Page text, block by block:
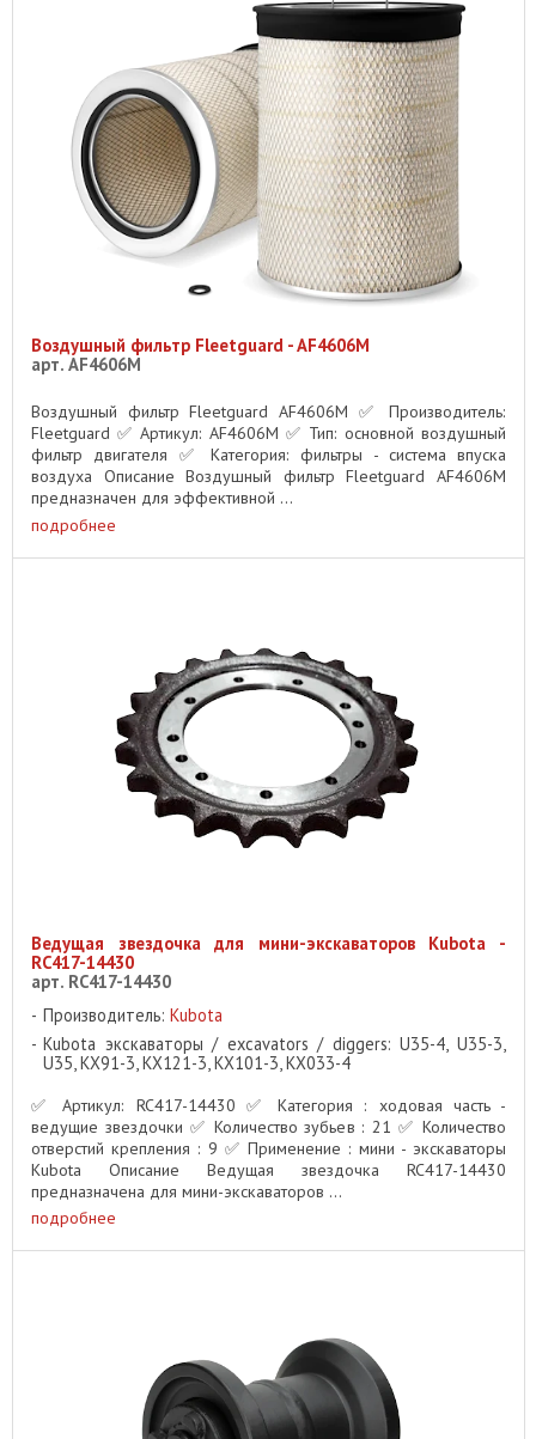
Воздушный фильтр Fleetguard - AF4606M
арт. AF4606M
Воздушный фильтр Fleetguard AF4606M ✅ Производитель:
Fleetguard ✅ Артикул: AF4606M ✅ Тип: основной воздушный
фильтр двигателя ✅ Категория: фильтры - система впуска
воздуха Описание Воздушный фильтр Fleetguard AF4606M
предназначен для эффективной ...
подробнее
Ведущая звездочка для мини-экскаваторов Kubota -
RC417-14430
арт. RC417-14430
Производитель: Kubota
Kubota экскаваторы / excavators / diggers: U35-4, U35-3,
U35, KX91-3, KX121-3, KX101-3, KX033-4
✅ Артикул: RC417-14430 ✅ Категория : ходовая часть -
ведущие звездочки ✅ Количество зубьев : 21 ✅ Количество
отверстий крепления : 9 ✅ Применение : мини - экскаваторы
Kubota Описание Ведущая звездочка RC417-14430
предназначена для мини-экскаваторов ...
подробнее